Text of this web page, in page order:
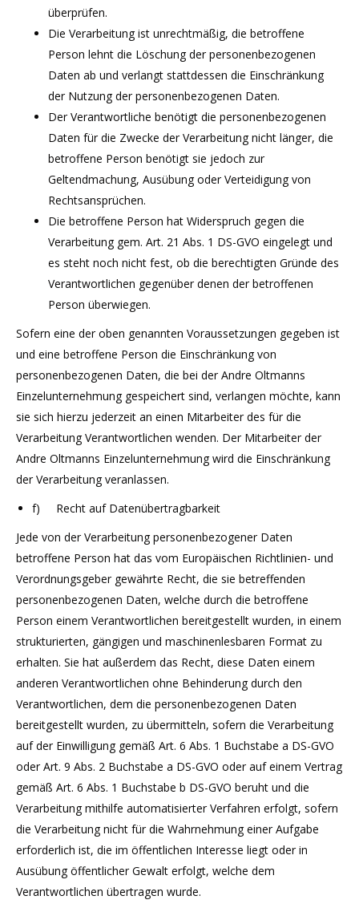
überprüfen.
Die Verarbeitung ist unrechtmäßig, die betroffene
Person lehnt die Löschung der personenbezogenen
Daten ab und verlangt stattdessen die Einschränkung
der Nutzung der personenbezogenen Daten.
Der Verantwortliche benötigt die personenbezogenen
Daten für die Zwecke der Verarbeitung nicht länger, die
betroffene Person benötigt sie jedoch zur
Geltendmachung, Ausübung oder Verteidigung von
Rechtsansprüchen.
Die betroffene Person hat Widerspruch gegen die
Verarbeitung gem. Art. 21 Abs. 1 DS-GVO eingelegt und
es steht noch nicht fest, ob die berechtigten Gründe des
Verantwortlichen gegenüber denen der betroffenen
Person überwiegen.
Sofern eine der oben genannten Voraussetzungen gegeben ist
und eine betroffene Person die Einschränkung von
personenbezogenen Daten, die bei der Andre Oltmanns
Einzelunternehmung gespeichert sind, verlangen möchte, kann
sie sich hierzu jederzeit an einen Mitarbeiter des für die
Verarbeitung Verantwortlichen wenden. Der Mitarbeiter der
Andre Oltmanns Einzelunternehmung wird die Einschränkung
der Verarbeitung veranlassen.
f) Recht auf Datenübertragbarkeit
Jede von der Verarbeitung personenbezogener Daten
betroffene Person hat das vom Europäischen Richtlinien- und
Verordnungsgeber gewährte Recht, die sie betreffenden
personenbezogenen Daten, welche durch die betroffene
Person einem Verantwortlichen bereitgestellt wurden, in einem
strukturierten, gängigen und maschinenlesbaren Format zu
erhalten. Sie hat außerdem das Recht, diese Daten einem
anderen Verantwortlichen ohne Behinderung durch den
Verantwortlichen, dem die personenbezogenen Daten
bereitgestellt wurden, zu übermitteln, sofern die Verarbeitung
auf der Einwilligung gemäß Art. 6 Abs. 1 Buchstabe a DS-GVO
oder Art. 9 Abs. 2 Buchstabe a DS-GVO oder auf einem Vertrag
gemäß Art. 6 Abs. 1 Buchstabe b DS-GVO beruht und die
Verarbeitung mithilfe automatisierter Verfahren erfolgt, sofern
die Verarbeitung nicht für die Wahrnehmung einer Aufgabe
erforderlich ist, die im öffentlichen Interesse liegt oder in
Ausübung öffentlicher Gewalt erfolgt, welche dem
Verantwortlichen übertragen wurde.